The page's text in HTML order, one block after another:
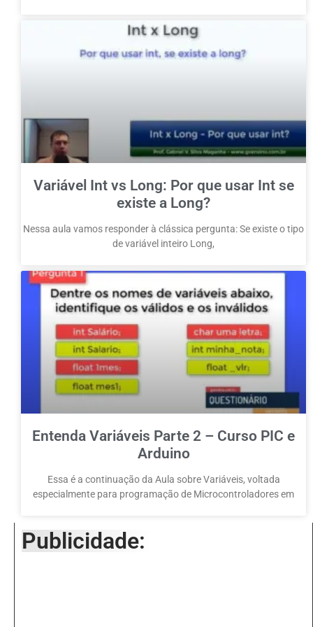
Variável Int vs Long: Por que usar Int se
existe a Long?
Nessa aula vamos responder à clássica pergunta: Se existe o tipo
de variável inteiro Long,
Entenda Variáveis Parte 2 – Curso PIC e
Arduino
Essa é a continuação da Aula sobre Variáveis, voltada
especialmente para programação de Microcontroladores em
Publicidade: